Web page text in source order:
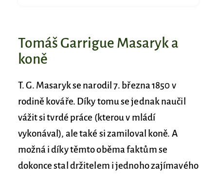
Tomáš Garrigue Masaryk a
koně
T. G. Masaryk se narodil 7. března 1850 v
rodině kováře. Díky tomu se jednak naučil
vážit si tvrdé práce (kterou v mládí
vykonával), ale také si zamiloval koně. A
možná i díky těmto oběma faktům se
dokonce stal držitelem i jednoho zajímavého